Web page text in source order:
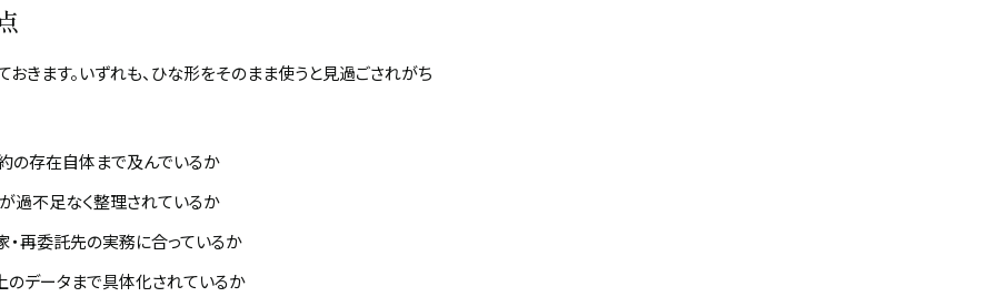
きます。いずれも、ひな形をそのまま使うと見過ごされがち
の存在自体まで及んでいるか
過不足なく整理されているか
再委託先の実務に合っているか
のデータまで具体化されているか